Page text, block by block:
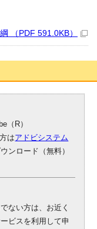
（PDF 591.0KB）
（R）
はアドビシステム
ンロード（無料）
ない方は、お近く
ビスを利用して申